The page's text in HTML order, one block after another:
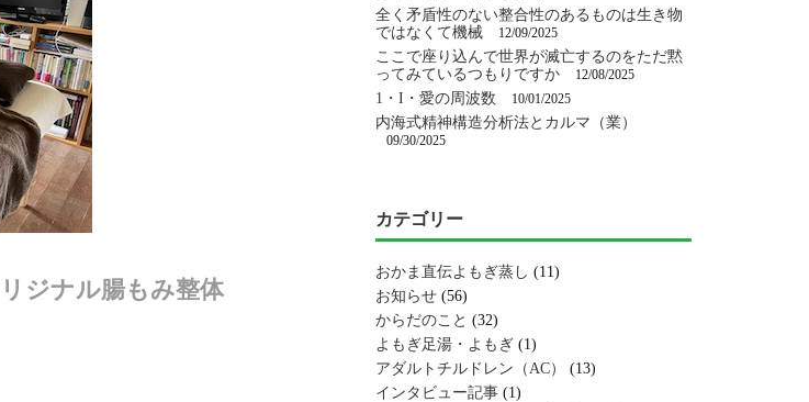
ジナル腸もみ整体
全く矛盾性のない整合性のあるものは生き物
ではなくて機械
12/09/2025
ここで座り込んで世界が滅亡するのをただ黙
ってみているつもりですか
12/08/2025
1・I・愛の周波数 10/01/2025
内海式精神構造分析法とカルマ（業）
09/30/2025
カテゴリー
おかま直伝よもぎ蒸し (11)
お知らせ (56)
からだのこと (32)
よもぎ足湯・よもぎ (1)
アダルトチルドレン（AC）
(13)
インタビュー記事 (1)